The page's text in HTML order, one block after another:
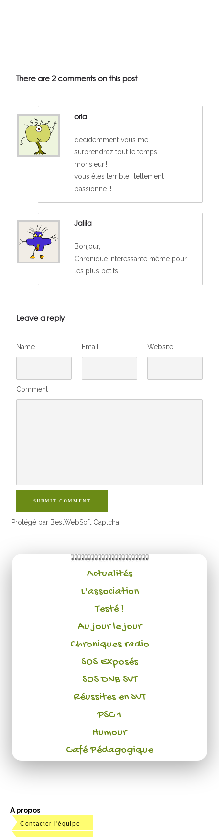
There are 2 comments on this post
oria
décidemment vous me
surprendrez tout le temps
monsieur!!
vous êtes terrible!! tellement
passionné…!!
Jalila
Bonjour,
Chronique intéressante même pour
les plus petits!
Leave a reply
Name Email Website
Comment
SUBMIT COMMENT
Protégé par BestWebSoft Captcha
Actualités
L'association
Testé !
Au jour le jour
Chroniques radio
SOS Exposés
SOS DNB SVT
Réussites en SVT
PSC 1
Humour
Café Pédagogique
A propos
Contacter l'équipe